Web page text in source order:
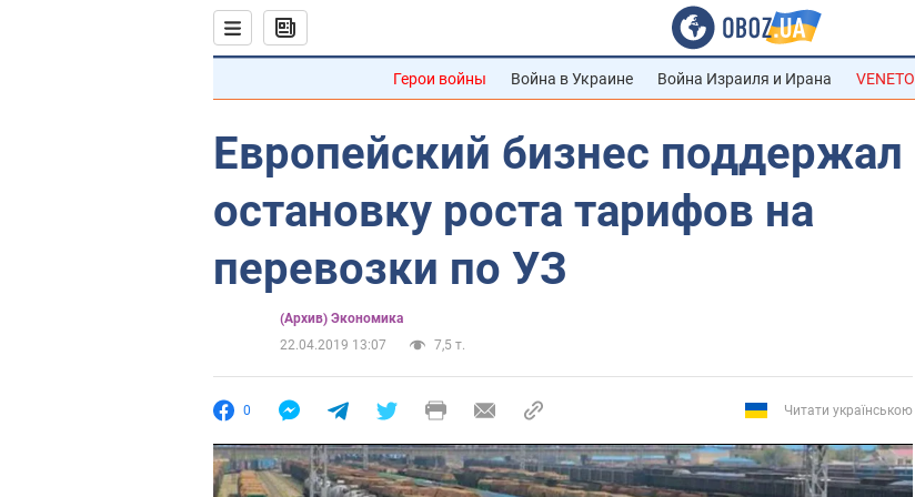
Герои войны Война в Украине Война Израиля и Ирана VENETO
Европейский бизнес поддержал
остановку роста тарифов на
перевозки по УЗ
(Архив) Экономика
22.04.2019 13:07
7,5 т.
0 Читати українською